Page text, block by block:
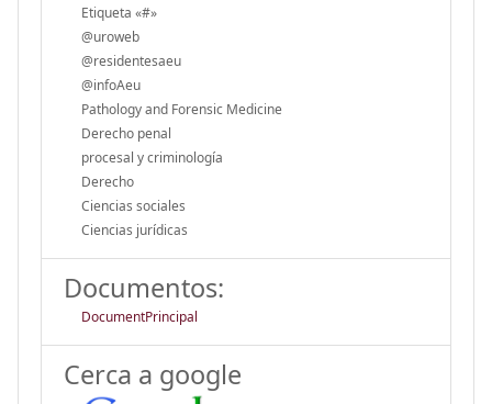
Etiqueta «#»
@uroweb
@residentesaeu
@infoAeu
Pathology and Forensic Medicine
Derecho penal
procesal y criminología
Derecho
Ciencias sociales
Ciencias jurídicas
Documentos:
DocumentPrincipal
Cerca a google